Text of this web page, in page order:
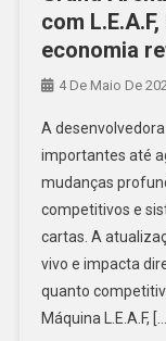
com
economia
4 De Maio De
A
importantes até
mudanças
competitivos e
cartas. A
vivo e impacta
quanto
Máquina L.E.A.F, […]